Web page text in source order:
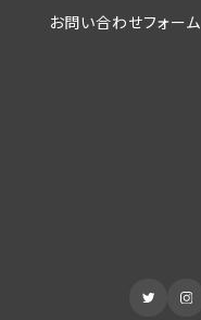
お問い合わせフォーム